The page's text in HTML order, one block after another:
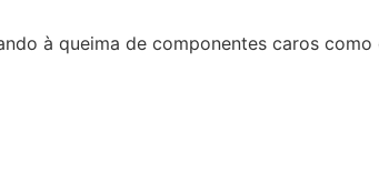
à queima de componentes caros